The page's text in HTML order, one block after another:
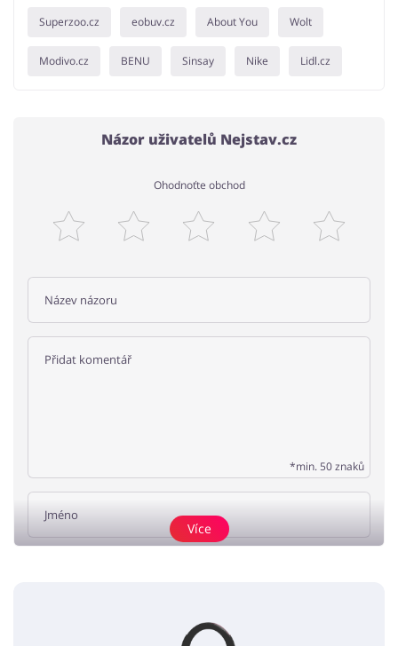
Superzoo.cz eobuv.cz About You Wolt
Modivo.cz BENU Sinsay Nike Lidl.cz
Názor uživatelů Nejstav.cz
Ohodnoťte obchod
*min. 50 znaků
Žádné elementy nejsou
Více